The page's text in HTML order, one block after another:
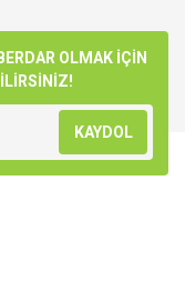
OLMAK İÇİN
KAYDOL